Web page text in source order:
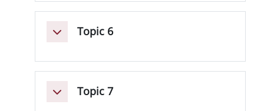
CollapseTopic 6
CollapseTopic 7